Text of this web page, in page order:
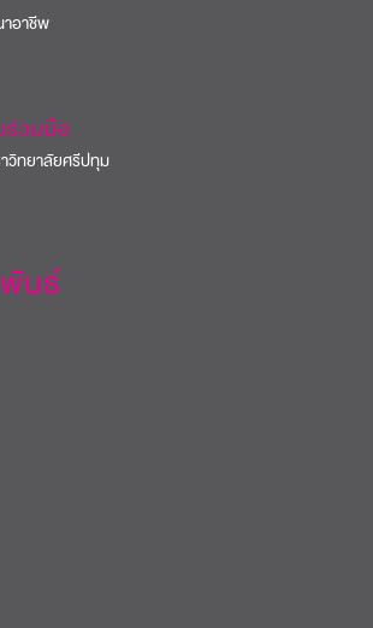
อาชีพ
ร่วมมือ
ทยาลัยศรีปทุม
นธ์